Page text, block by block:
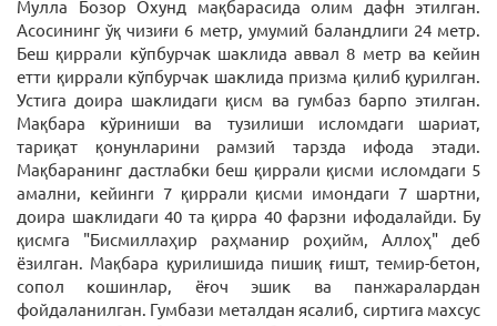
Мулла Бозор Охунд мақбарасида олим дафн этилган.
Асосининг ўқ чизиғи 6 метр, умумий баландлиги 24 метр.
Беш қиррали кўпбурчак шаклида аввал 8 метр ва кейин
етти қиррали кўпбурчак шаклида призма қилиб қурилган.
Устига доира шаклидаги қисм ва гумбаз барпо этилган.
Мақбара кўриниши ва тузилиши исломдаги шариат,
тариқат қонунларини рамзий тарзда ифода этади.
Мақбаранинг дастлабки беш қиррали қисми исломдаги 5
амални, кейинги 7 қиррали қисми имондаги 7 шартни,
доира шаклидаги 40 та қирра 40 фарзни ифодалайди. Бу
қисмга "Бисмиллаҳир раҳманир роҳийм, Аллоҳ" деб
ёзилган. Мақбара қурилишида пишиқ ғишт, темир-бетон,
сопол кошинлар, ёғоч эшик ва панжаралардан
фойдаланилган. Гумбази металдан ясалиб, сиртига махсус